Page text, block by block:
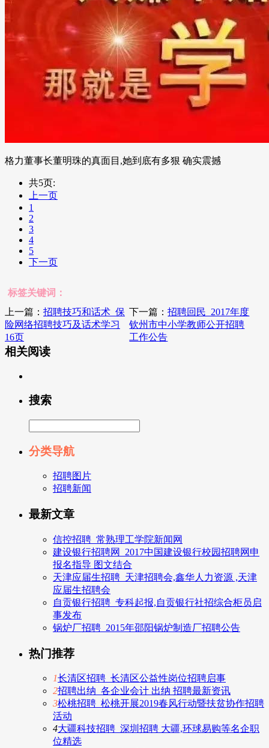
格力董事长董明珠的真面目,她到底有多狠 确实震撼
共5页:
上一页
1
2
3
4
5
下一页
标签关键词：
上一篇： 招聘技巧和话术_保
险网络招聘技巧及话术学习
16页
下一篇：招聘回民_2017年度
钦州市中小学教师公开招聘
工作公告
相关阅读
搜索
分类导航
招聘图片
招聘新闻
最新文章
信控招聘_常熟理工学院新闻网
建设银行招聘网_2017中国建设银行校园招聘网申
报名指导 图文结合
天津应届生招聘_天津招聘会,鑫华人力资源 ,天津
应届生招聘会
自贡银行招聘_专科起报,自贡银行社招综合柜员启
事发布
锅炉厂招聘_2015年邵阳锅炉制造厂招聘公告
热门推荐
1长清区招聘_长清区公益性岗位招聘启事
2招聘出纳_各企业会计 出纳 招聘最新资讯
3松桃招聘_松桃开展2019春风行动暨扶贫协作招聘
活动
4大疆科技招聘_深圳招聘 大疆,环球易购等名企职
位精选